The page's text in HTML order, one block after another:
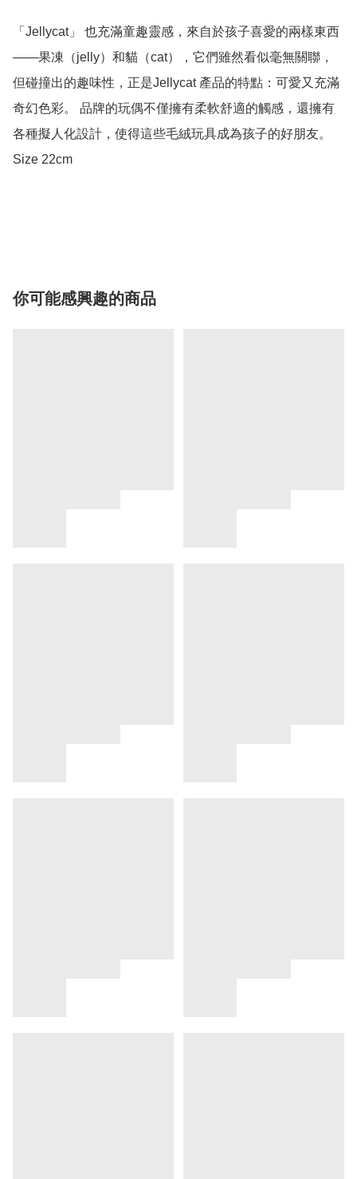
「Jellycat」 也充滿童趣靈感，來自於孩子喜愛的兩樣東西
——果凍（jelly）和貓（cat），它們雖然看似毫無關聯，
但碰撞出的趣味性，正是Jellycat 產品的特點：可愛又充滿
奇幻色彩。 品牌的玩偶不僅擁有柔軟舒適的觸感，還擁有
各種擬人化設計，使得這些毛絨玩具成為孩子的好朋友。
Size 22cm
你可能感興趣的商品